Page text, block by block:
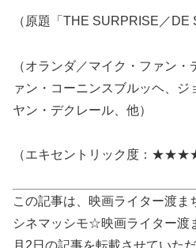
（原題「THE SURPRISE／DE
（オランダ／マイク・ファン
ァン・コーニンスブルッヘ、ジ
ヤン・デクレール、他）
（エキセントリック度：
この記事は、映画ライター渡
シネマッシモ☆映画ライター渡